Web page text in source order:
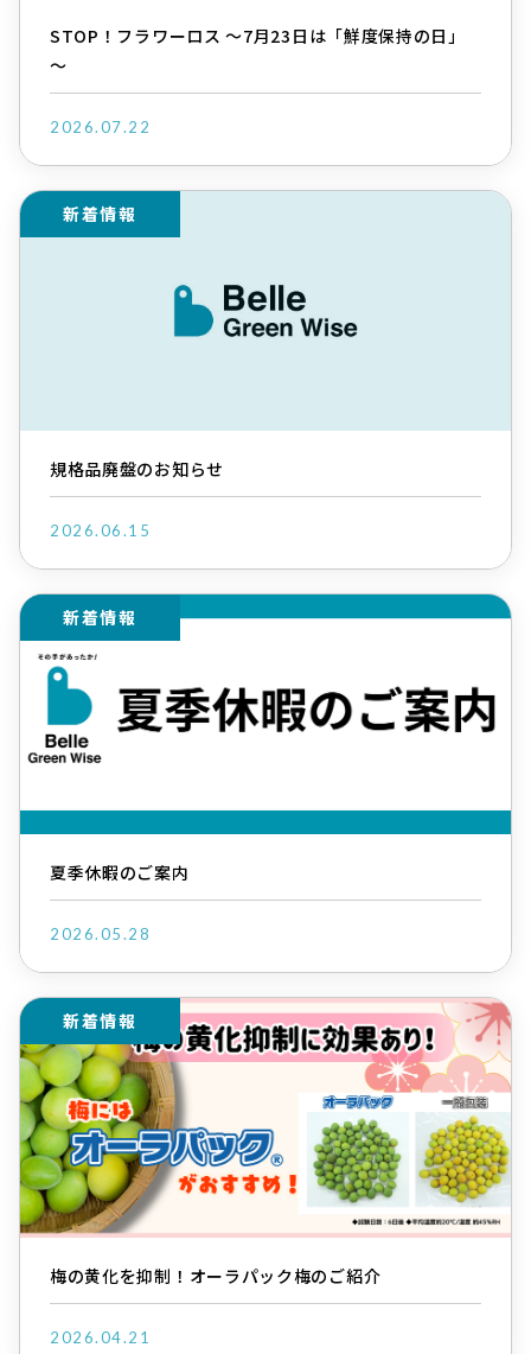
STOP！フラワーロス ～7月23日は「鮮度保持の日」
～
2026.07.22
新着情報
規格品廃盤のお知らせ
2026.06.15
新着情報
夏季休暇のご案内
2026.05.28
新着情報
梅の黄化を抑制！オーラパック梅のご紹介
2026.04.21